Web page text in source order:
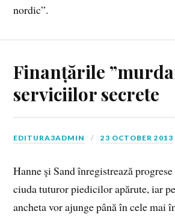
nordic”.
Finanțările
serviciilor secrete
EDITURA3ADMIN 23 OCTOBER 2013
Hanne şi Sand înregistrează
ciuda tuturor piedicilor apărute, iar
ancheta vor ajunge până în cele mai